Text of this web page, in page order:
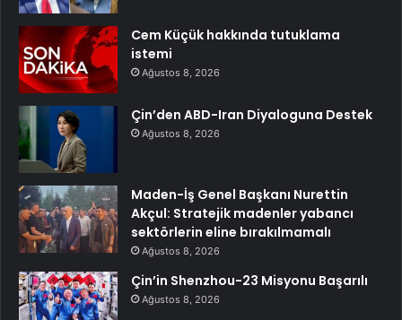
Cem Küçük hakkında tutuklama
istemi
Ağustos 8, 2026
Çin’den ABD-Iran Diyaloguna Destek
Ağustos 8, 2026
Maden-İş Genel Başkanı Nurettin
Akçul: Stratejik madenler yabancı
sektörlerin eline bırakılmamalı
Ağustos 8, 2026
Çin’in Shenzhou-23 Misyonu Başarılı
Ağustos 8, 2026